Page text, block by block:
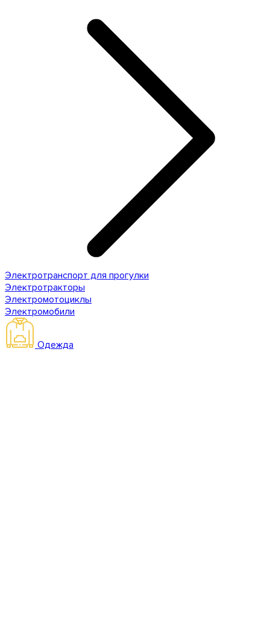
Электротранспорт для прогулки
Электротракторы
Электромотоциклы
Электромобили
Одежда